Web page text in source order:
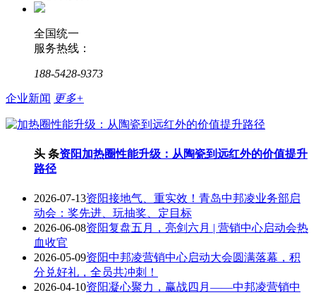
全国统一
服务热线：
188-5428-9373
企业新闻 更多+
头 条资阳加热圈性能升级：从陶瓷到远红外的价值提升
路径
2026-07-13资阳接地气、重实效！青岛中邦凌业务部启
动会：奖先进、玩抽奖、定目标
2026-06-08资阳复盘五月，亮剑六月 | 营销中心启动会热
血收官
2026-05-09资阳中邦凌营销中心启动大会圆满落幕，积
分兑好礼，全员共冲刺！
2026-04-10资阳凝心聚力，赢战四月——中邦凌营销中